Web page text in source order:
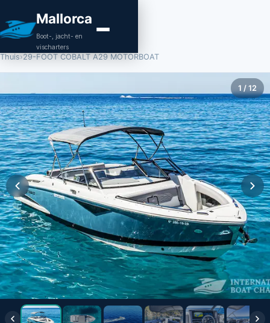
Mallorca
Boot-, jacht- en
vischarters
Thuis›29-FOOT COBALT A29 MOTORBOAT
1 /12